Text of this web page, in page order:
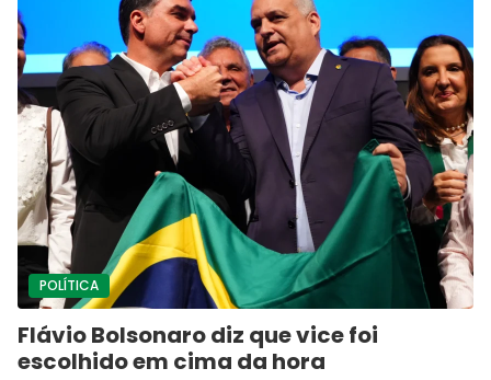
POLÍTICA
Flávio Bolsonaro diz que vice foi
escolhido em cima da hora